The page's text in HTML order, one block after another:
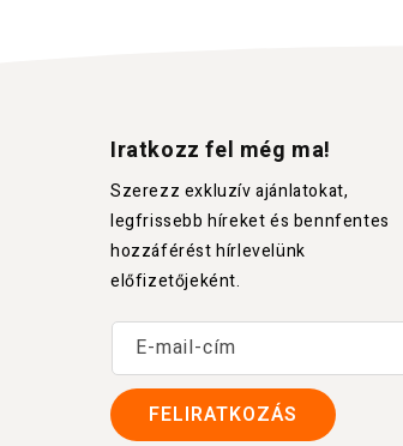
Iratkozz fel még ma!
Szerezz exkluzív ajánlatokat,
legfrissebb híreket és bennfentes
hozzáférést hírlevelünk
előfizetőjeként.
E-mail-cím
FELIRATKOZÁS